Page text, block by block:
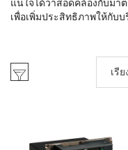
แน่ใจได้ว่าสอดคล้องกับมา
เพื่อเพิ่มประสิทธิภาพให้กับ
เรี
ให